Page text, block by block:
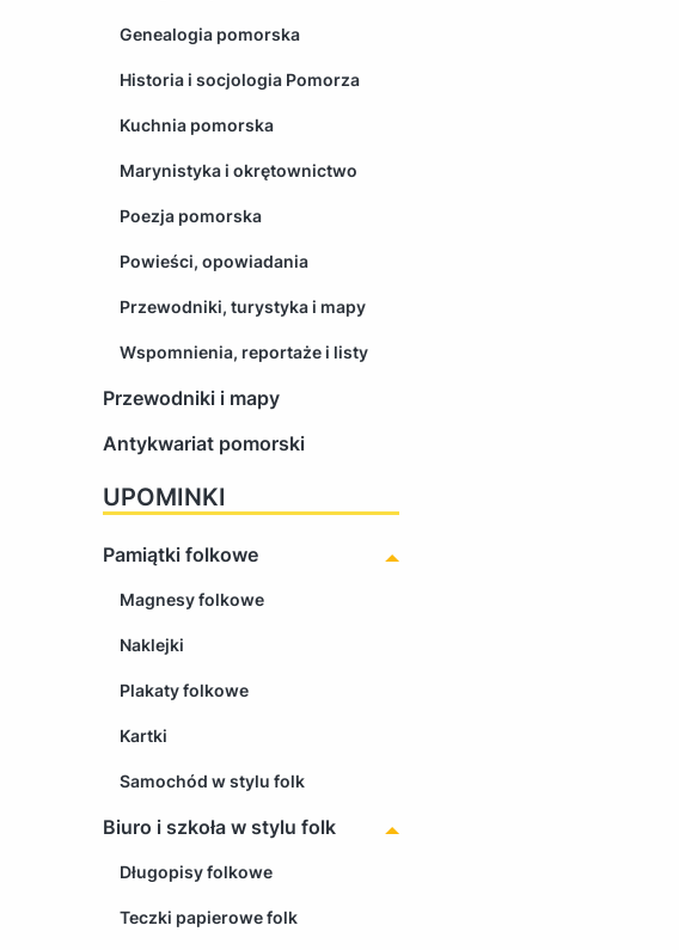
Genealogia pomorska
Historia i socjologia Pomorza
Kuchnia pomorska
Marynistyka i okrętownictwo
Poezja pomorska
Powieści, opowiadania
Przewodniki, turystyka i mapy
Wspomnienia, reportaże i listy
Przewodniki i mapy
Antykwariat pomorski
UPOMINKI
Pamiątki folkowe
Magnesy folkowe
Naklejki
Plakaty folkowe
Kartki
Samochód w stylu folk
Biuro i szkoła w stylu folk
Długopisy folkowe
Teczki papierowe folk